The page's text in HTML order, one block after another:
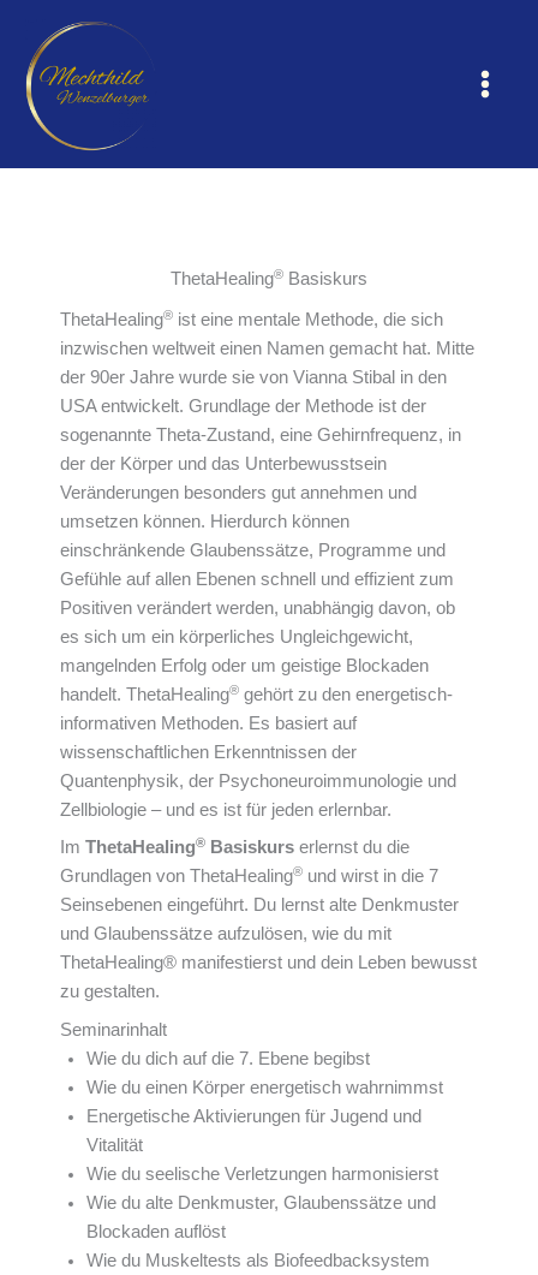
Inhalt
springen
ThetaHealing® Basiskurs
ThetaHealing® ist eine mentale Methode, die sich
inzwischen weltweit einen Namen gemacht hat. Mitte
der 90er Jahre wurde sie von Vianna Stibal in den
USA entwickelt. Grundlage der Methode ist der
sogenannte Theta-Zustand, eine Gehirnfrequenz, in
der der Körper und das Unterbewusstsein
Veränderungen besonders gut annehmen und
umsetzen können. Hierdurch können
einschränkende Glaubenssätze, Programme und
Gefühle auf allen Ebenen schnell und effizient zum
Positiven verändert werden, unabhängig davon, ob
es sich um ein körperliches Ungleichgewicht,
mangelnden Erfolg oder um geistige Blockaden
handelt. ThetaHealing® gehört zu den energetisch-
informativen Methoden. Es basiert auf
wissenschaftlichen Erkenntnissen der
Quantenphysik, der Psychoneuroimmunologie und
Zellbiologie – und es ist für jeden erlernbar.
Im ThetaHealing® Basiskurs erlernst du die
Grundlagen von ThetaHealing® und wirst in die 7
Seinsebenen eingeführt. Du lernst alte Denkmuster
und Glaubenssätze aufzulösen, wie du mit
ThetaHealing® manifestierst und dein Leben bewusst
zu gestalten.
Seminarinhalt
Wie du dich auf die 7. Ebene begibst
Wie du einen Körper energetisch wahrnimmst
Energetische Aktivierungen für Jugend und
Vitalität
Wie du seelische Verletzungen harmonisierst
Wie du alte Denkmuster, Glaubenssätze und
Blockaden auflöst
Wie du Muskeltests als Biofeedbacksystem